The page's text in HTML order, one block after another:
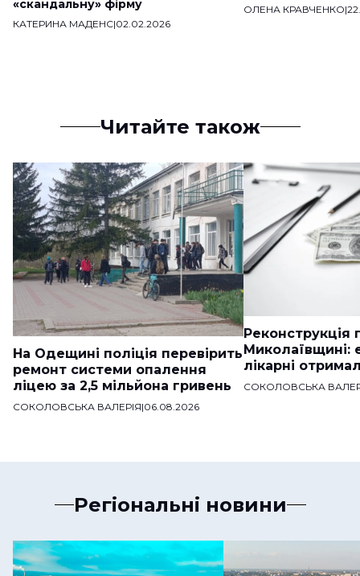
«скандальну» фірму
КАТЕРИНА МАДЕНС|02.02.2026
ОЛЕНА КРАВЧЕНКО|
Читайте також
На Одещині поліція перевірить
ремонт системи опалення
ліцею за 2,5 мільйона гривень
СОКОЛОВСЬКА ВАЛЕРІЯ|06.08.2026
Реконструкція
Миколаївщині:
лікарні
СОКОЛОВСЬКА
Регіональні новини